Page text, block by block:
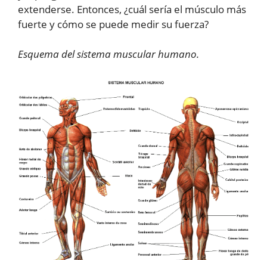
extenderse. Entonces, ¿cuál sería el músculo más
fuerte y cómo se puede medir su fuerza?
Esquema del sistema muscular humano.